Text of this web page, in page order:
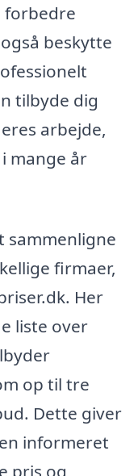
forbedre
beskytte
tilbyde dig
arbejde,
mange år
sammenligne
firmaer,
Her
liste over
op til tre
Dette giver
informeret
pris og